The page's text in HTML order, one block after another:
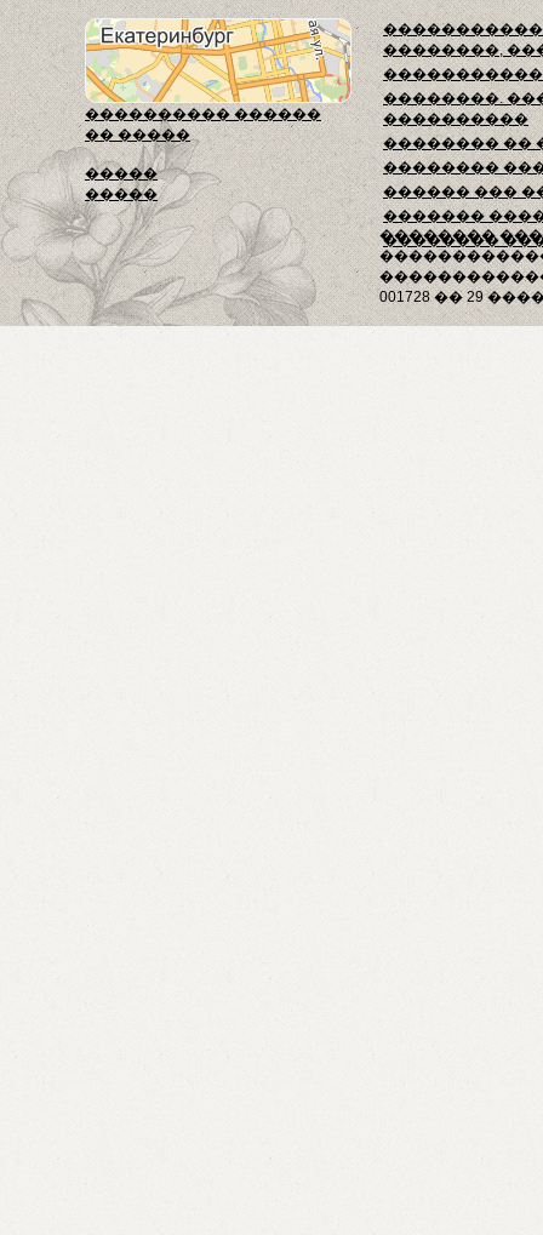
��������,
��������.
����������
�������� ��
��������
������ ���
�������
��������
���������� ������
�� �����
�����
�����
��������
001728 �� 29